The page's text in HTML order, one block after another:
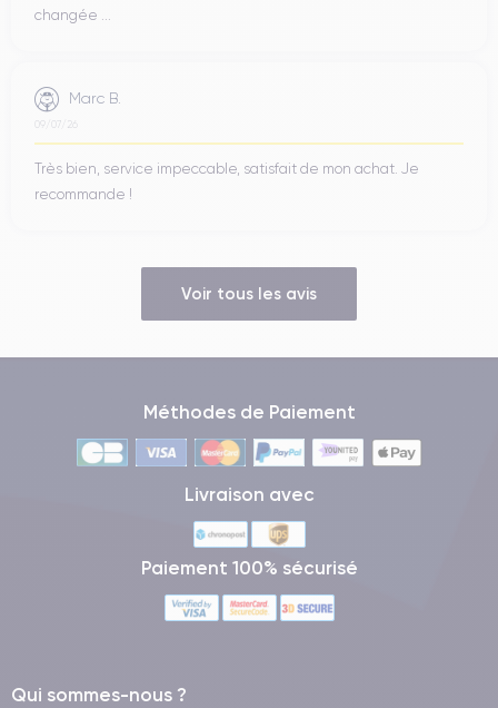
changée ...
Marc B.
09/07/26
Très bien, service impeccable, satisfait de mon achat. Je
recommande !
Voir tous les avis
Méthodes de Paiement
Livraison avec
Paiement 100% sécurisé
Qui sommes-nous ?